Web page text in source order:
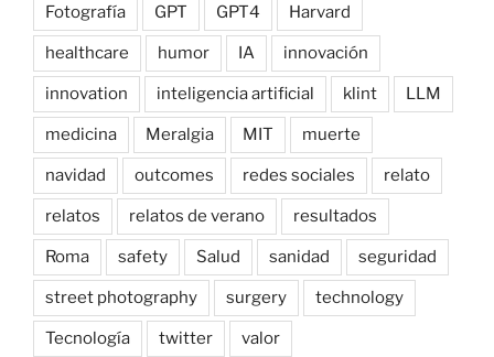
Fotografía GPT GPT4 Harvard
healthcare humor IA innovación
innovation inteligencia artificial klint LLM
medicina Meralgia MIT muerte
navidad outcomes redes sociales relato
relatos relatos de verano resultados
Roma safety Salud sanidad seguridad
street photography surgery technology
Tecnología twitter valor